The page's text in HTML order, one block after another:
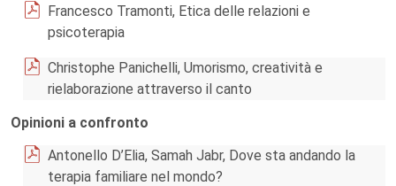
Francesco Tramonti, Etica delle relazioni e
psicoterapia
Christophe Panichelli, Umorismo, creatività e
rielaborazione attraverso il canto
Opinioni a confronto
Antonello D’Elia, Samah Jabr, Dove sta andando la
terapia familiare nel mondo?